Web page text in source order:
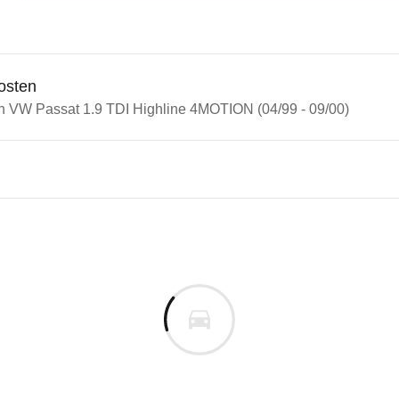
VW Passat 1.9 TDI Highline 4MOTION (04/99 - 09/00)